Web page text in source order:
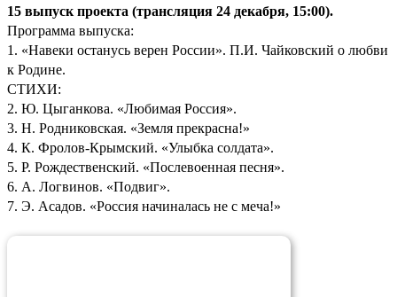
15 выпуск проекта (трансляция 24 декабря, 15:00).
Программа выпуска:
1. «Навеки останусь верен России». П.И. Чайковский о любви
к Родине.
СТИХИ:
2. Ю. Цыганкова. «Любимая Россия».
3. Н. Родниковская. «Земля прекрасна!»
4. К. Фролов-Крымский. «Улыбка солдата».
5. Р. Рождественский. «Послевоенная песня».
6. А. Логвинов. «Подвиг».
7. Э. Асадов. «Россия начиналась не с меча!»